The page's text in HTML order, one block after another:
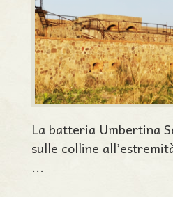
La batteria Umbertina
sulle colline
...